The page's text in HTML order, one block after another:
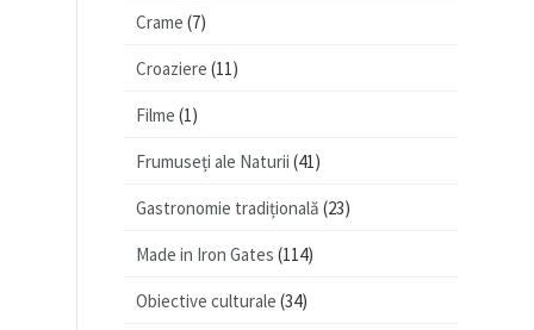
Crame (7)
Croaziere (11)
Filme (1)
Frumuseți ale Naturii (41)
Gastronomie tradițională (23)
Made in Iron Gates (114)
Obiective culturale (34)